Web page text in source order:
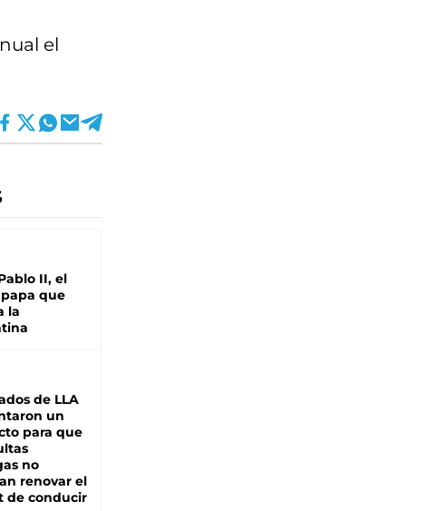
el
II, el
que
la
de LLA
un
para que
no
renovar el
de conducir